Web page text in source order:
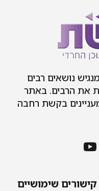
נושאים רבים
את הרבים. באתר
בקשת רחבה
קישורים שימושיים